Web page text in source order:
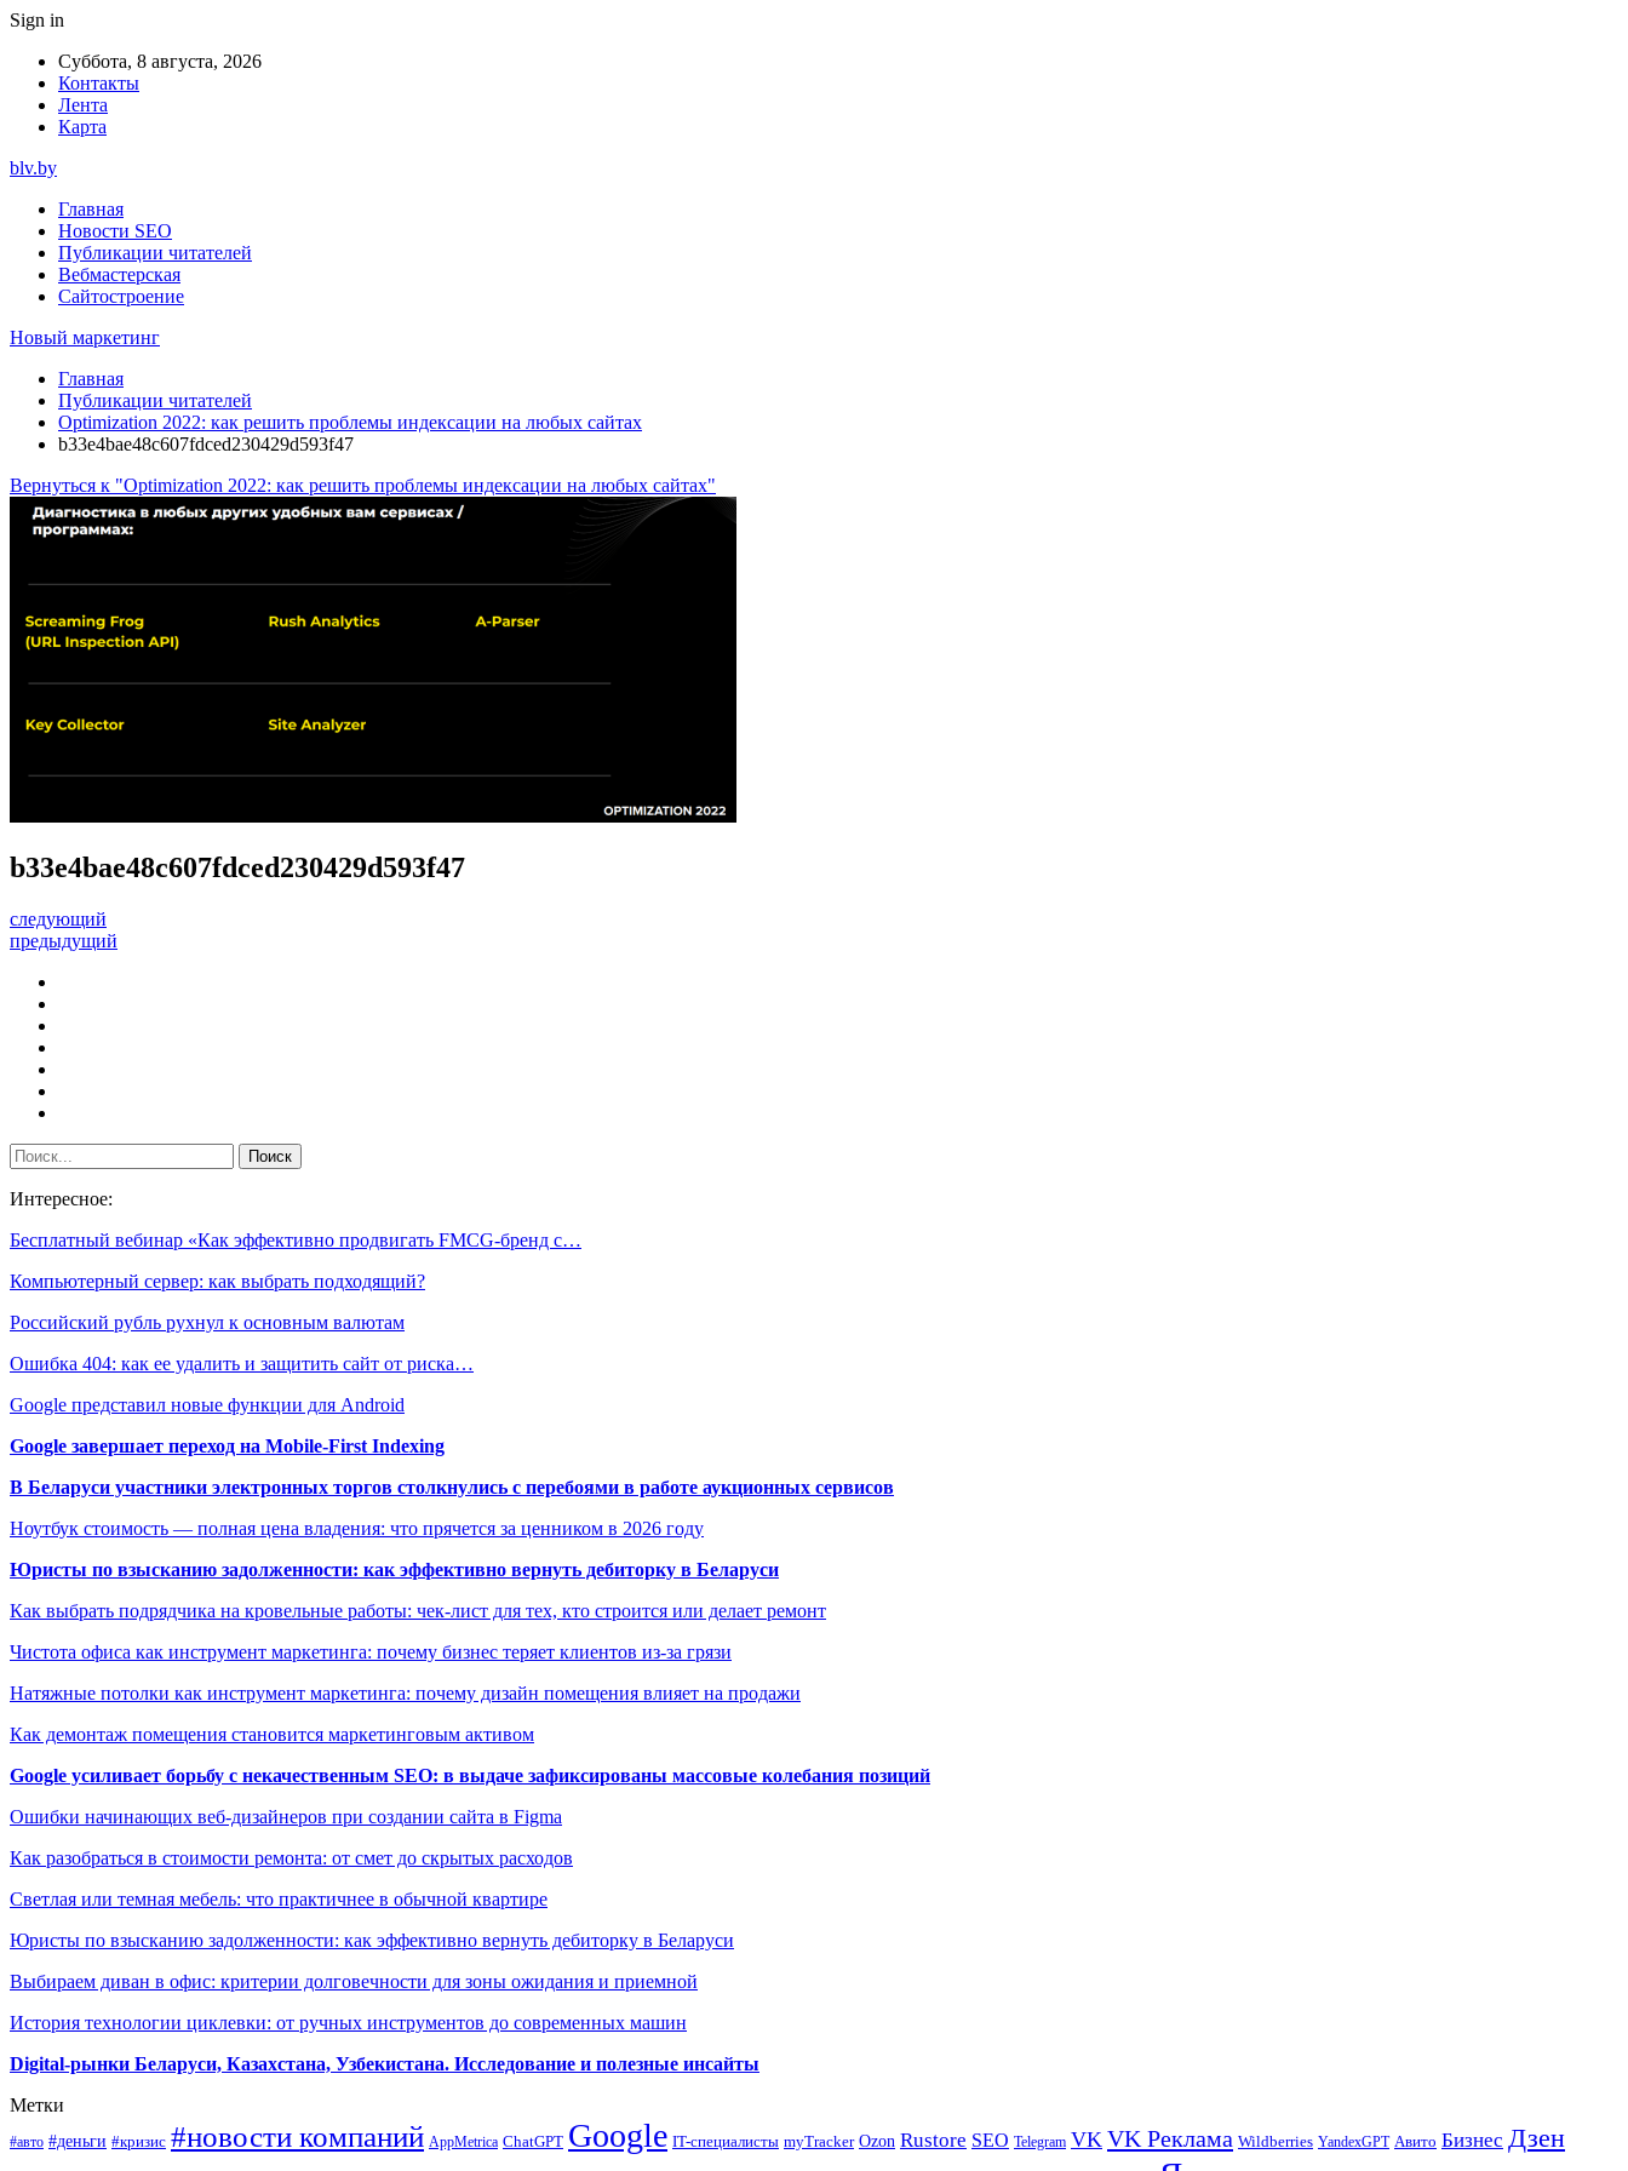
Sign in
Суббота, 8 августа, 2026
Контакты
Лента
Карта
blv.by
Главная
Новости SEO
Публикации читателей
Вебмастерская
Сайтостроение
Новый маркетинг
Главная
Публикации читателей
Optimization 2022: как решить проблемы индексации на любых сайтах
b33e4bae48c607fdced230429d593f47
Вернуться к "Optimization 2022: как решить проблемы индексации на любых сайтах"
b33e4bae48c607fdced230429d593f47
следующий
предыдущий
Интересное:
Бесплатный вебинар «Как эффективно продвигать FMCG-бренд с…
Компьютерный сервер: как выбрать подходящий?
Российский рубль рухнул к основным валютам
Ошибка 404: как ее удалить и защитить сайт от риска…
Google представил новые функции для Android
Google завершает переход на Mobile-First Indexing
В Беларуси участники электронных торгов столкнулись с перебоями в работе аукционных сервисов
Ноутбук стоимость — полная цена владения: что прячется за ценником в 2026 году
Юристы по взысканию задолженности: как эффективно вернуть дебиторку в Беларуси
Как выбрать подрядчика на кровельные работы: чек-лист для тех, кто строится или делает ремонт
Чистота офиса как инструмент маркетинга: почему бизнес теряет клиентов из-за грязи
Натяжные потолки как инструмент маркетинга: почему дизайн помещения влияет на продажи
Как демонтаж помещения становится маркетинговым активом
Google усиливает борьбу с некачественным SEO: в выдаче зафиксированы массовые колебания позиций
Ошибки начинающих веб-дизайнеров при создании сайта в Figma
Как разобраться в стоимости ремонта: от смет до скрытых расходов
Светлая или темная мебель: что практичнее в обычной квартире
Юристы по взысканию задолженности: как эффективно вернуть дебиторку в Беларуси
Выбираем диван в офис: критерии долговечности для зоны ожидания и приемной
История технологии циклевки: от ручных инструментов до современных машин
Digital-рынки Беларуси, Казахстана, Узбекистана. Исследование и полезные инсайты
Метки
#авто #деньги #кризис #новости компаний AppMetrica ChatGPT Google IT-специалисты myTracker Ozon Rustore SEO Telegram VK VK Реклама Wildberries YandexGPT Авито Бизнес Дзен